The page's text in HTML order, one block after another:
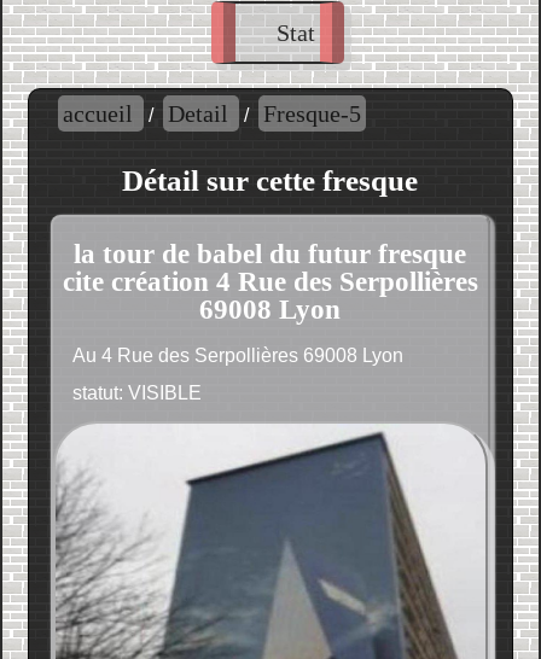
Stat
accueil / Detail / Fresque-5
Détail sur cette fresque
la tour de babel du futur fresque
cite création 4 Rue des Serpollières
69008 Lyon
Au 4 Rue des Serpollières 69008 Lyon
statut: VISIBLE